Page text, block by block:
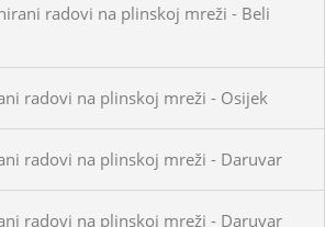
radovi na plinskoj mreži - Beli
radovi na plinskoj mreži - Osijek
radovi na plinskoj mreži - Daruvar
radovi na plinskoj mreži - Daruvar